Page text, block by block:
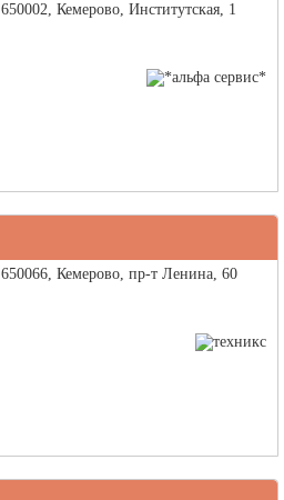
650002, Кемерово, Институтская, 1
650066, Кемерово, пр-т Ленина, 60